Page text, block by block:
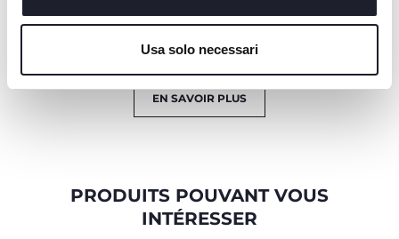
Usa solo necessari
compétences et de
EN SAVOIR PLUS
PRODUITS POUVANT VOUS
INTÉRESSER